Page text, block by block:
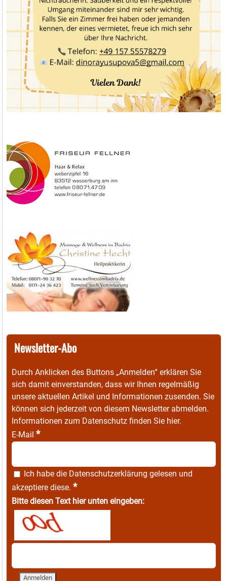
Newsletter-Abo
Durch Anklicken des Buttons „Anmelden“ erklären Sie
sich damit einverstanden, dass wir Ihnen regelmäßig
unsere aktuellen Artikel und Informationen zusenden. Sie
können sich jederzeit von diesem Newsletter abmelden.
Informationen zum Datenschutz finden Sie hier.
E-Mail *
Ich habe die Datenschutzerklärung gelesen und
akzeptiere diese. *
Bitte diesen Text hier unten eingeben: